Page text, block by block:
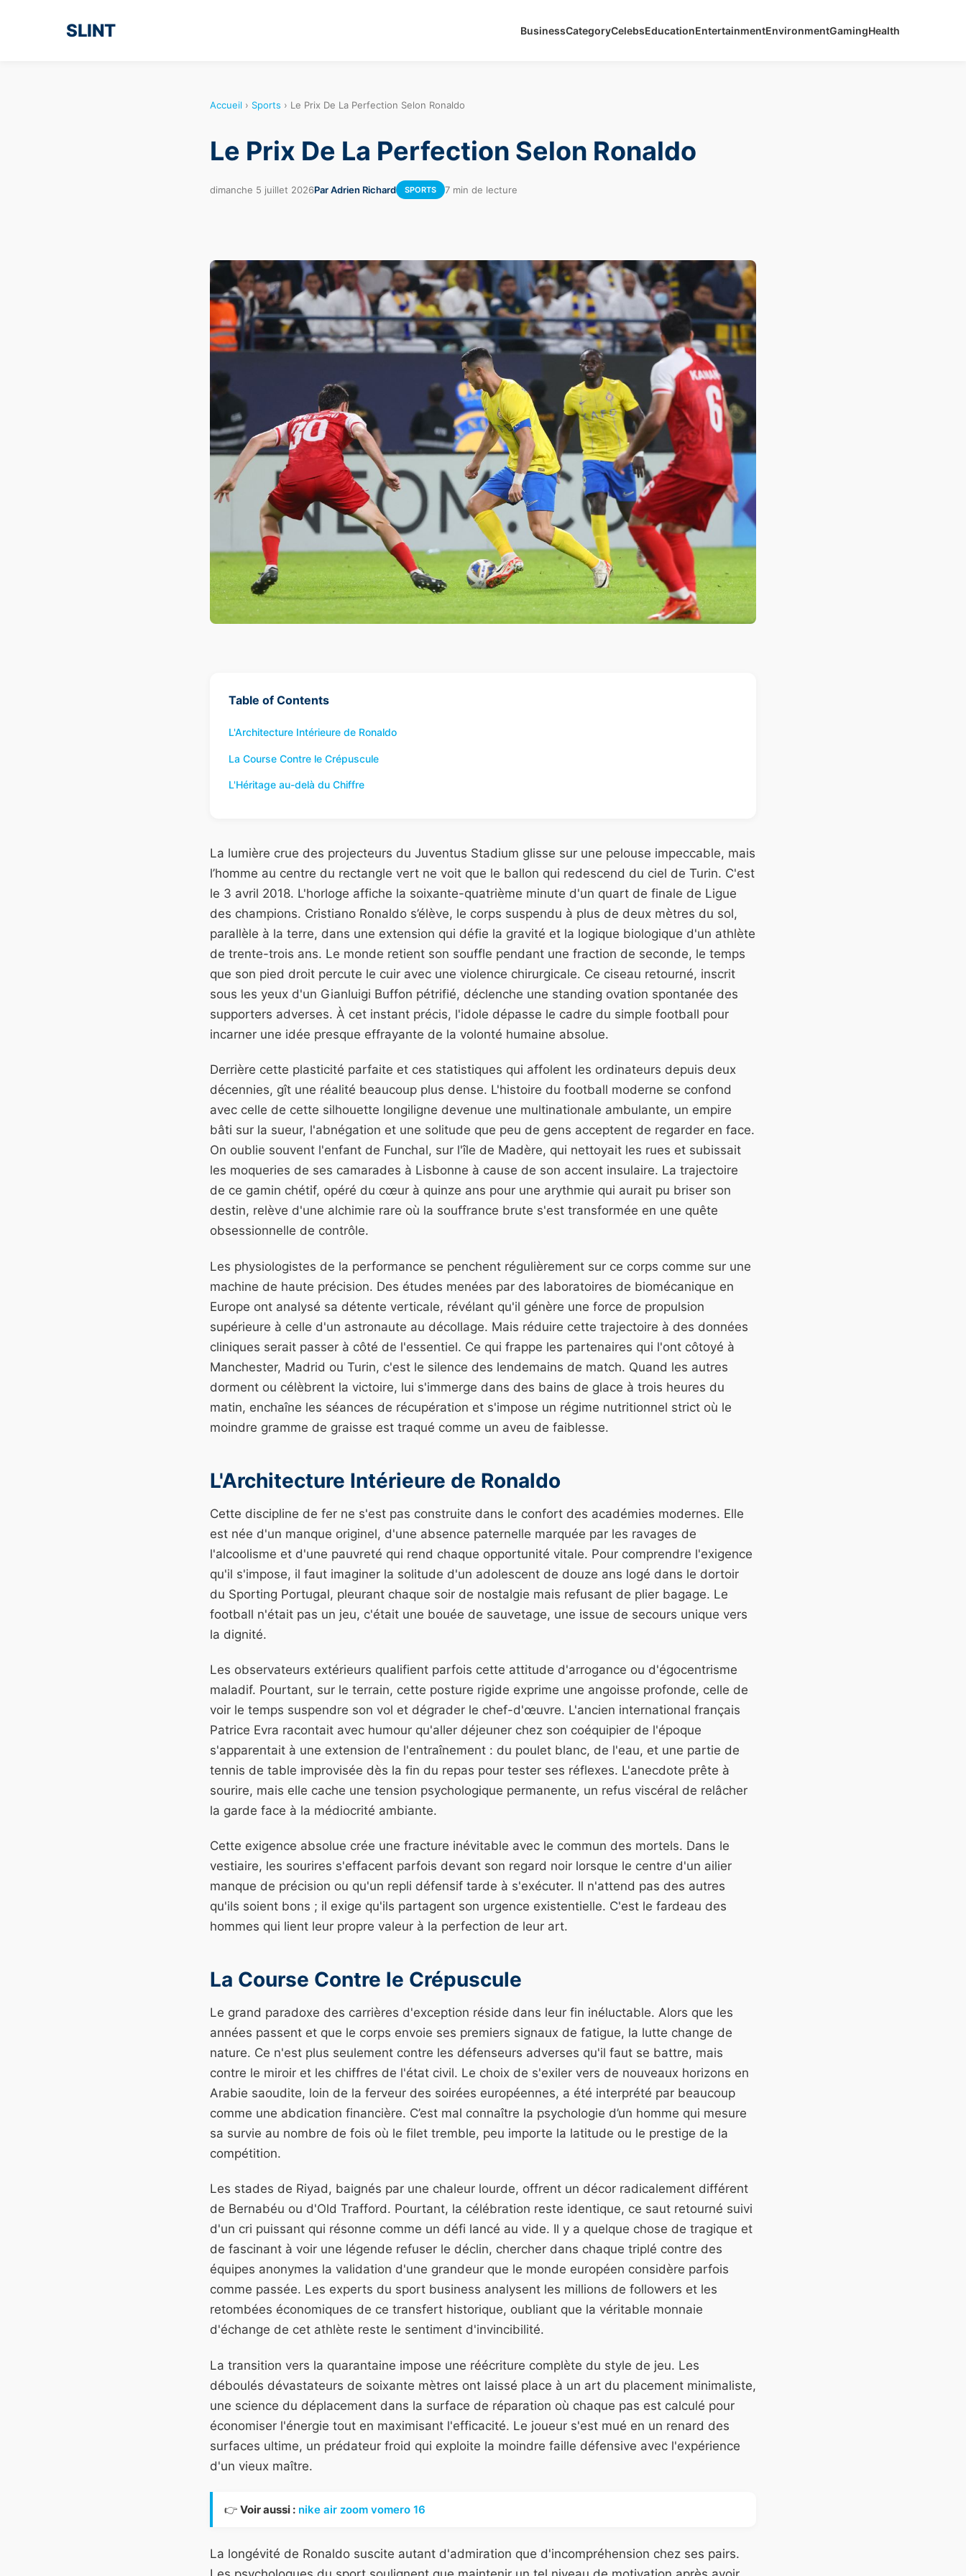
SLINT BusinessCategoryCelebsEducationEntertainmentEnvironmentGamingHealth
Accueil › Sports › Le Prix De La Perfection Selon Ronaldo
Le Prix De La Perfection Selon Ronaldo
dimanche 5 juillet 2026Par Adrien Richard SPORTS 7 min de lecture
Table of Contents
L'Architecture Intérieure de Ronaldo
La Course Contre le Crépuscule
L'Héritage au-delà du Chiffre
La lumière crue des projecteurs du Juventus Stadium glisse sur une pelouse impeccable, mais
l’homme au centre du rectangle vert ne voit que le ballon qui redescend du ciel de Turin. C'est
le 3 avril 2018. L'horloge affiche la soixante-quatrième minute d'un quart de finale de Ligue
des champions. Cristiano Ronaldo s’élève, le corps suspendu à plus de deux mètres du sol,
parallèle à la terre, dans une extension qui défie la gravité et la logique biologique d'un athlète
de trente-trois ans. Le monde retient son souffle pendant une fraction de seconde, le temps
que son pied droit percute le cuir avec une violence chirurgicale. Ce ciseau retourné, inscrit
sous les yeux d'un Gianluigi Buffon pétrifié, déclenche une standing ovation spontanée des
supporters adverses. À cet instant précis, l'idole dépasse le cadre du simple football pour
incarner une idée presque effrayante de la volonté humaine absolue.
Derrière cette plasticité parfaite et ces statistiques qui affolent les ordinateurs depuis deux
décennies, gît une réalité beaucoup plus dense. L'histoire du football moderne se confond
avec celle de cette silhouette longiligne devenue une multinationale ambulante, un empire
bâti sur la sueur, l'abnégation et une solitude que peu de gens acceptent de regarder en face.
On oublie souvent l'enfant de Funchal, sur l'île de Madère, qui nettoyait les rues et subissait
les moqueries de ses camarades à Lisbonne à cause de son accent insulaire. La trajectoire
de ce gamin chétif, opéré du cœur à quinze ans pour une arythmie qui aurait pu briser son
destin, relève d'une alchimie rare où la souffrance brute s'est transformée en une quête
obsessionnelle de contrôle.
Les physiologistes de la performance se penchent régulièrement sur ce corps comme sur une
machine de haute précision. Des études menées par des laboratoires de biomécanique en
Europe ont analysé sa détente verticale, révélant qu'il génère une force de propulsion
supérieure à celle d'un astronaute au décollage. Mais réduire cette trajectoire à des données
cliniques serait passer à côté de l'essentiel. Ce qui frappe les partenaires qui l'ont côtoyé à
Manchester, Madrid ou Turin, c'est le silence des lendemains de match. Quand les autres
dorment ou célèbrent la victoire, lui s'immerge dans des bains de glace à trois heures du
matin, enchaîne les séances de récupération et s'impose un régime nutritionnel strict où le
moindre gramme de graisse est traqué comme un aveu de faiblesse.
L'Architecture Intérieure de Ronaldo
Cette discipline de fer ne s'est pas construite dans le confort des académies modernes. Elle
est née d'un manque originel, d'une absence paternelle marquée par les ravages de
l'alcoolisme et d'une pauvreté qui rend chaque opportunité vitale. Pour comprendre l'exigence
qu'il s'impose, il faut imaginer la solitude d'un adolescent de douze ans logé dans le dortoir
du Sporting Portugal, pleurant chaque soir de nostalgie mais refusant de plier bagage. Le
football n'était pas un jeu, c'était une bouée de sauvetage, une issue de secours unique vers
la dignité.
Les observateurs extérieurs qualifient parfois cette attitude d'arrogance ou d'égocentrisme
maladif. Pourtant, sur le terrain, cette posture rigide exprime une angoisse profonde, celle de
voir le temps suspendre son vol et dégrader le chef-d'œuvre. L'ancien international français
Patrice Evra racontait avec humour qu'aller déjeuner chez son coéquipier de l'époque
s'apparentait à une extension de l'entraînement : du poulet blanc, de l'eau, et une partie de
tennis de table improvisée dès la fin du repas pour tester ses réflexes. L'anecdote prête à
sourire, mais elle cache une tension psychologique permanente, un refus viscéral de relâcher
la garde face à la médiocrité ambiante.
Cette exigence absolue crée une fracture inévitable avec le commun des mortels. Dans le
vestiaire, les sourires s'effacent parfois devant son regard noir lorsque le centre d'un ailier
manque de précision ou qu'un repli défensif tarde à s'exécuter. Il n'attend pas des autres
qu'ils soient bons ; il exige qu'ils partagent son urgence existentielle. C'est le fardeau des
hommes qui lient leur propre valeur à la perfection de leur art.
La Course Contre le Crépuscule
Le grand paradoxe des carrières d'exception réside dans leur fin inéluctable. Alors que les
années passent et que le corps envoie ses premiers signaux de fatigue, la lutte change de
nature. Ce n'est plus seulement contre les défenseurs adverses qu'il faut se battre, mais
contre le miroir et les chiffres de l'état civil. Le choix de s'exiler vers de nouveaux horizons en
Arabie saoudite, loin de la ferveur des soirées européennes, a été interprété par beaucoup
comme une abdication financière. C’est mal connaître la psychologie d’un homme qui mesure
sa survie au nombre de fois où le filet tremble, peu importe la latitude ou le prestige de la
compétition.
Les stades de Riyad, baignés par une chaleur lourde, offrent un décor radicalement différent
de Bernabéu ou d'Old Trafford. Pourtant, la célébration reste identique, ce saut retourné suivi
d'un cri puissant qui résonne comme un défi lancé au vide. Il y a quelque chose de tragique et
de fascinant à voir une légende refuser le déclin, chercher dans chaque triplé contre des
équipes anonymes la validation d'une grandeur que le monde européen considère parfois
comme passée. Les experts du sport business analysent les millions de followers et les
retombées économiques de ce transfert historique, oubliant que la véritable monnaie
d'échange de cet athlète reste le sentiment d'invincibilité.
La transition vers la quarantaine impose une réécriture complète du style de jeu. Les
déboulés dévastateurs de soixante mètres ont laissé place à un art du placement minimaliste,
une science du déplacement dans la surface de réparation où chaque pas est calculé pour
économiser l'énergie tout en maximisant l'efficacité. Le joueur s'est mué en un renard des
surfaces ultime, un prédateur froid qui exploite la moindre faille défensive avec l'expérience
d'un vieux maître.
👉 Voir aussi : nike air zoom vomero 16
La longévité de Ronaldo suscite autant d'admiration que d'incompréhension chez ses pairs.